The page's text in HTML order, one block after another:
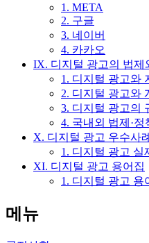
1. META
2. 구글
3. 네이버
4. 카카오
IX. 디지털 광고의 법제
1. 디지털 광고와
2. 디지털 광고와
3. 디지털 광고의
4. 국내외 법제·정
X. 디지털 광고 우수사례
1. 디지털 광고 실
XI. 디지털 광고 용어집
1. 디지털 광고 용
메뉴